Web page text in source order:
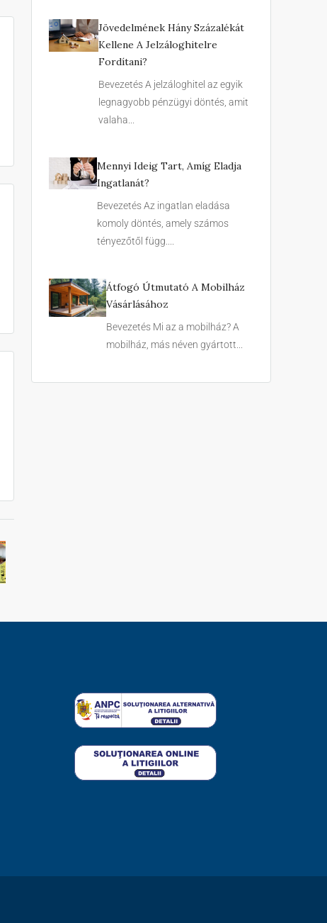
Jövedelmének Hány Százalékát
Kellene A Jelzáloghitelre
Fordítani?
Bevezetés A jelzáloghitel az egyik
legnagyobb pénzügyi döntés, amit
valaha...
Mennyi Ideig Tart, Amíg Eladja
Ingatlanát?
Bevezetés Az ingatlan eladása
komoly döntés, amely számos
tényezőtől függ....
Átfogó Útmutató A Mobilház
Vásárlásához
Bevezetés Mi az a mobilház? A
mobilház, más néven gyártott...